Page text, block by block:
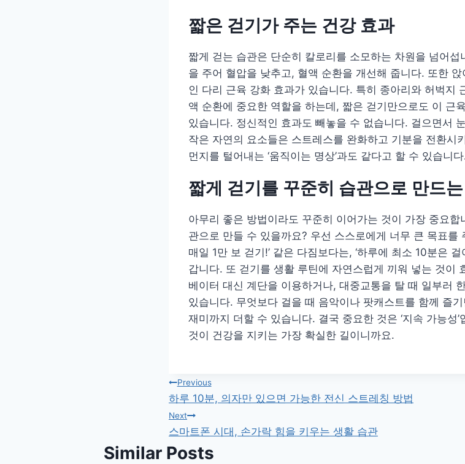
짧은 걷기가 주는 건강 효과
짧게 걷는 습관은 단순히 칼로리를 소모하는 차원을 넘어
을 주어 혈압을 낮추고, 혈액 순환을 개선해 줍니다. 또한
인 다리 근육 강화 효과가 있습니다. 특히 종아리와 허벅지
액 순환에 중요한 역할을 하는데, 짧은 걷기만으로도 이 근
있습니다. 정신적인 효과도 빼놓을 수 없습니다. 걸으면서
작은 자연의 요소들은 스트레스를 완화하고 기분을 전환시
먼지를 털어내는 ‘움직이는 명상’과도 같다고 할 수 있습니
짧게 걷기를 꾸준히 습관으로 만드
아무리 좋은 방법이라도 꾸준히 이어가는 것이 가장 중요
관으로 만들 수 있을까요? 우선 스스로에게 너무 큰 목표를
매일 1만 보 걷기!’ 같은 다짐보다는, ‘하루에 최소 10분은
갑니다. 또 걷기를 생활 루틴에 자연스럽게 끼워 넣는 것이
베이터 대신 계단을 이용하거나, 대중교통을 탈 때 일부러
있습니다. 무엇보다 걸을 때 음악이나 팟캐스트를 함께 즐
재미까지 더할 수 있습니다. 결국 중요한 것은 ‘지속 가능성
것이 건강을 지키는 가장 확실한 길이니까요.
글
탐
색
Previous
하루 10분, 의자만 있으면 가능한 전신 스트레칭 방법
Next
스마트폰 시대, 손가락 힘을 키우는 생활 습관
Similar Posts